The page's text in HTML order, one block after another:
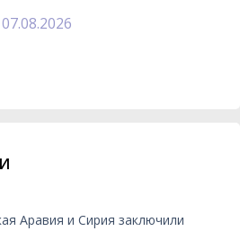
07.08.2026
Аравия и Сирия заключили